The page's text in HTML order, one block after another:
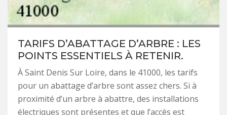
TARIFS D’ABATTAGE D’ARBRE : LES
POINTS ESSENTIELS À RETENIR.
À Saint Denis Sur Loire, dans le 41000, les tarifs
pour un abattage d’arbre sont assez chers. Si à
proximité d’un arbre à abattre, des installations
électriques sont présentes et que l’accès est